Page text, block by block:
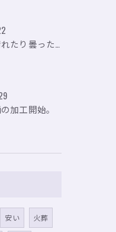
曇ったり晴れたり曇ったり。
加工開始。
安い 火葬